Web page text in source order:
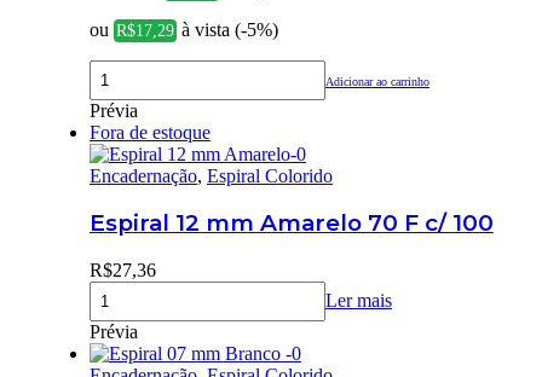
ou R$17,29 à vista (-5%)
Adicionar ao carrinho
Prévia
Fora de estoque
Encadernação, Espiral Colorido
Espiral 12 mm Amarelo 70 F c/ 100
R$27,36
Ler mais
Prévia